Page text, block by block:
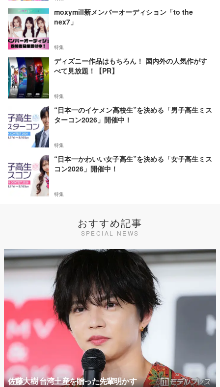
moxymill新メンバーオーディション「to the
nex7」
特集
ディズニー作品はもちろん！ 国内外の人気作がす
べて見放題！【PR】
特集
“日本一のイケメン高校生”を決める「男子高生ミス
ターコン2026」開催中！
特集
“日本一かわいい女子高生”を決める「女子高生ミス
コン2026」開催中！
特集
おすすめ記事
SPECIAL NEWS
佐藤大樹 台湾土産を贈った先輩明かす